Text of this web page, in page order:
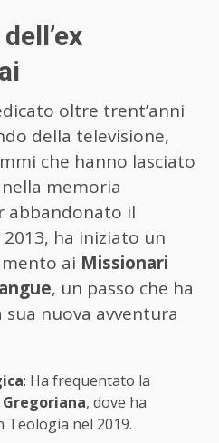
oltre trent’anni
della televisione,
che hanno lasciato
memoria
abbandonato il
ha iniziato un
ai Missionari
, un passo che ha
sua nuova avventura
: Ha frequentato la
, dove ha
nel 2019.